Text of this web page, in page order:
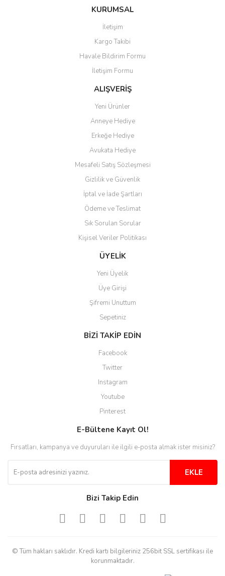
Bu ürüne ilk yorumu siz yapın!
Ürün resmi kalitesiz, bozuk veya görüntülenemiyor.
Ürün açıklamasında eksik bilgiler bulunuyor.
Ürün bilgilerinde hatalar bulunuyor.
Ürün fiyatı diğer sitelerden daha pahalı.
Bu ürüne benzer farklı alternatifler olmalı.
Gönder
ulaştı. Satış sonrasında
iletişimde hiç zorlanmadım.
alışverişinde yaşadığım en iyi
Ürünler kategorize, başlıklar
kolaylaşıyor. Yani site de
hazırlanmış çok düzenli bir site.
derecede beğendim
Kolay ve hizli alisveris
KURUMSAL
İletişim
Kargo Takibi
Havale Bildirim Formu
İletişim Formu
ALIŞVERİŞ
Yeni Ürünler
Anneye Hediye
Erkeğe Hediye
Avukata Hediye
Mesafeli Satış Sözleşmesi
Gizlilik ve Güvenlik
İptal ve İade Şartları
Ödeme ve Teslimat
Sık Sorulan Sorular
Kişisel Veriler Politikası
ÜYELİK
Yeni Üyelik
Üye Girişi
Şifremi Unuttum
Sepetiniz
BİZİ TAKİP EDİN
Facebook
Twitter
Instagram
Youtube
Pinterest
E-Bültene Kayıt Ol!
Fırsatları, kampanya ve duyuruları ile ilgili e-posta almak ister misiniz?
EKLE
Bizi Takip Edin
© Tüm hakları saklıdır. Kredi kartı bilgileriniz 256bit SSL sertifikası ile
korunmaktadır.